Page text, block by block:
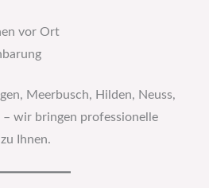
vor Ort
Meerbusch, Hilden, Neuss,
wir bringen professionelle
Ihnen.